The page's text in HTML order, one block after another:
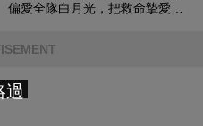
偏愛全隊白月光，把救命摯愛當
過